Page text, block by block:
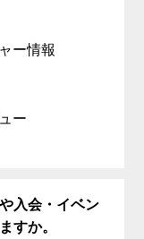
ー情報
ー
入会・イベン
すか。